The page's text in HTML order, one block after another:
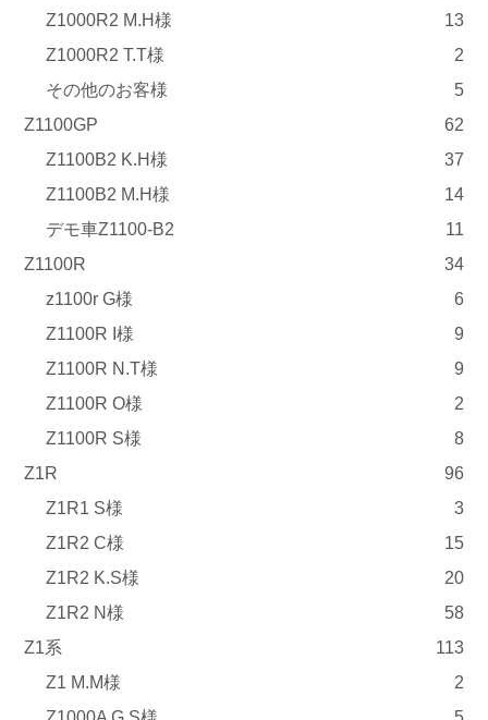
Z1000R2 M.H様
13
Z1000R2 T.T様
2
その他のお客様
5
Z1100GP
62
Z1100B2 K.H様
37
Z1100B2 M.H様
14
デモ車Z1100-B2
11
Z1100R
34
z1100r G様
6
Z1100R I様
9
Z1100R N.T様
9
Z1100R O様
2
Z1100R S様
8
Z1R
96
Z1R1 S様
3
Z1R2 C様
15
Z1R2 K.S様
20
Z1R2 N様
58
Z1系
113
Z1 M.M様
2